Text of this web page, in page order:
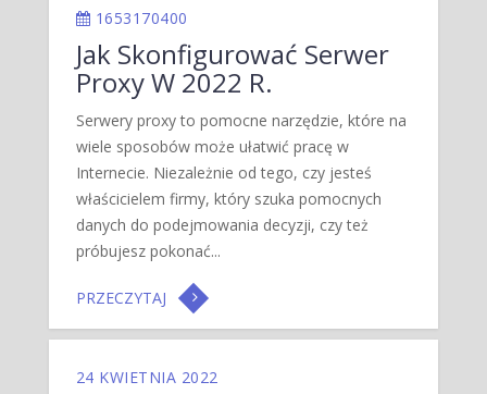
1653170400
Jak Skonfigurować Serwer
Proxy W 2022 R.
Serwery proxy to pomocne narzędzie, które na
wiele sposobów może ułatwić pracę w
Internecie. Niezależnie od tego, czy jesteś
właścicielem firmy, który szuka pomocnych
danych do podejmowania decyzji, czy też
próbujesz pokonać...
PRZECZYTAJ
24 KWIETNIA 2022